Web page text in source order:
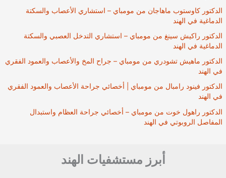
الدكتور كاوستوب ماهاجان من مومباي – استشاري الأعصاب والسكتة
الدماغية في الهند
الدكتور راكيش سينغ من مومباي – استشاري التدخل العصبي والسكتة
الدماغية في الهند
الدكتور ماهيش تشودري من مومباي – جراح المخ والأعصاب والعمود الفقري
في الهند
الدكتور فينود رامبال من مومباي | أخصائي جراحة الأعصاب والعمود الفقري
في الهند
الدكتور راهول خوت من مومباي – أخصائي جراحة العظام واستبدال
المفاصل الروبوتي في الهند
أبرز مستشفيات الهند